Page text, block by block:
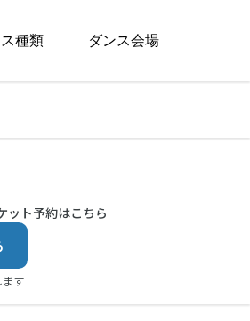
種類 ダンス会場
ット予約はこちら
す